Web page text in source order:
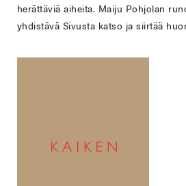
herättäviä aiheita. Maiju Pohjolan
yhdistävä Sivusta katso ja siirtää